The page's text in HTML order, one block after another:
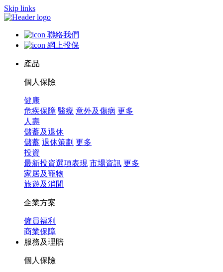
Skip links
聯絡我們
網上投保
產品
個人保險
健康
危疾保障 醫療 意外及傷病 更多
人壽
儲蓄及退休
儲蓄 退休策劃 更多
投資
最新投資選項表現 市場資訊 更多
家居及寵物
旅遊及消閒
企業方案
僱員福利
商業保障
服務及理賠
個人保險